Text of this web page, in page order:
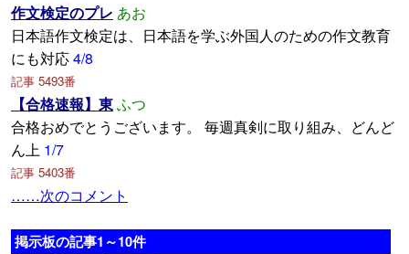
作文検定のプレ あお
日本語作文検定は、日本語を学ぶ外国人のための作文教育
にも対応4/8
記事 5493番
【合格速報】東ふつ
合格おめでとうございます。 毎週真剣に取り組み、どんど
ん上 1/7
記事 5403番
……次のコメント
掲示板の記事1～10件